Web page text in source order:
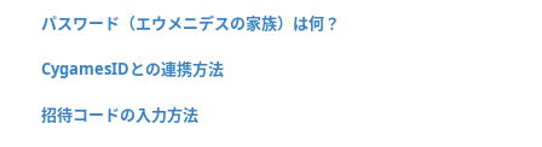
パスワード（エウメニデスの家族）は何？
CygamesIDとの連携方法
招待コードの入力方法